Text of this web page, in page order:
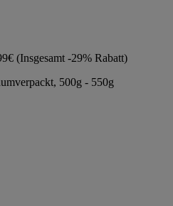
(Insgesamt -29% Rabatt)
500g - 550g